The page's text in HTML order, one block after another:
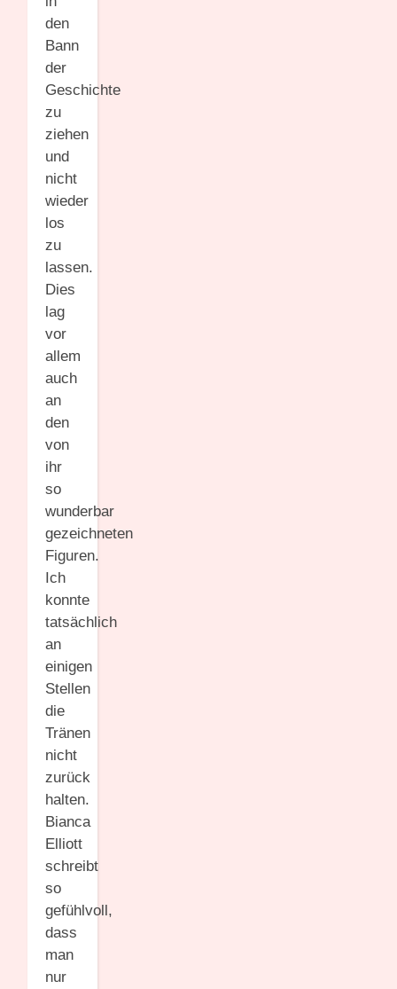
den
Bann
der
Geschichte
zu
ziehen
und
nicht
wieder
los
zu
lassen.
Dies
lag
vor
allem
auch
an
den
von
ihr
so
wunderbar
gezeichneten
Figuren.
Ich
konnte
tatsächlich
an
einigen
Stellen
die
Tränen
nicht
zurück
halten.
Bianca
Elliott
schreibt
so
gefühlvoll,
dass
man
nur